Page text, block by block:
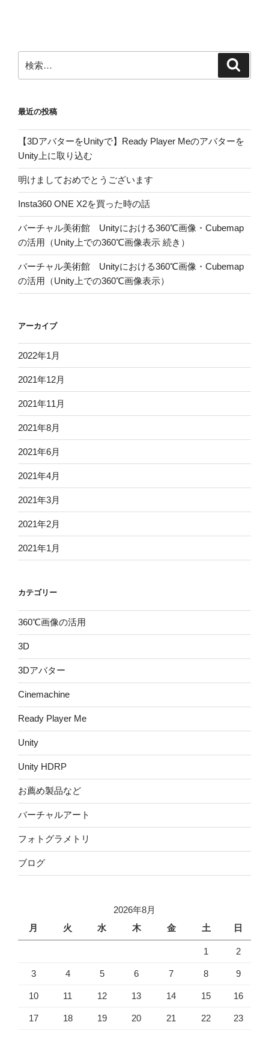
ョ
ン索:
最近の投稿
【3DアバターをUnityで】Ready Player Meのアバターを
Unity上に取り込む
明けましておめでとうございます
Insta360 ONE X2を買った時の話
バーチャル美術館 Unityにおける360℃画像・Cubemap
の活用（Unity上での360℃画像表示 続き）
バーチャル美術館 Unityにおける360℃画像・Cubemap
の活用（Unity上での360℃画像表示）
アーカイブ
2022年1月
2021年12月
2021年11月
2021年8月
2021年6月
2021年4月
2021年3月
2021年2月
2021年1月
カテゴリー
360℃画像の活用
3D
3Dアバター
Cinemachine
Ready Player Me
Unity
Unity HDRP
お薦め製品など
バーチャルアート
フォトグラメトリ
ブログ
2026年8月
月
火 水 木 金 土 日
1 2
3 4 5 6 7 8 9
10 11 12 13 14 15 16
17 18 19 20 21 22 23